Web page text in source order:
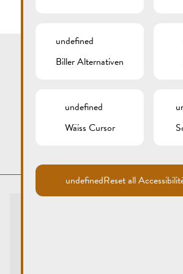
undefined
Biller Alternativen
undefined
Wäiss Cursor
undefinedReset all